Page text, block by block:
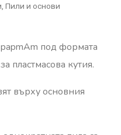
Пили и основи
под формата
пластмасова кутия.
върху основния